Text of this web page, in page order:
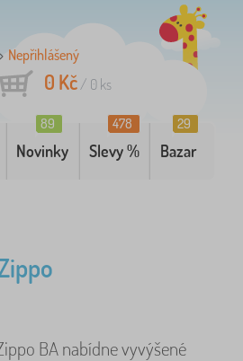
Nepřihlášený
0 Kč/ 0 ks
Novinky
89
Slevy %
478
Bazar
29
BA nabídne vyvýšené